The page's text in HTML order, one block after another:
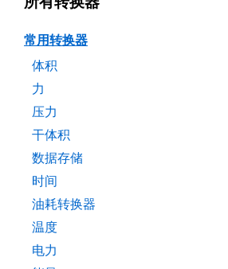
常用转换器
体积
力
压力
干体积
数据存储
时间
油耗转换器
温度
电力